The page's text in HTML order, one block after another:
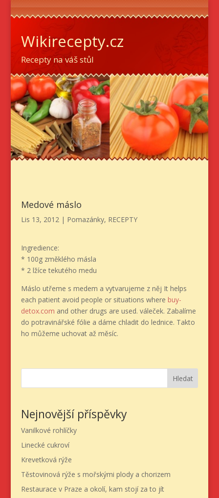
Wikirecepty.cz
Recepty na váš stůl
Medové máslo
Lis 13, 2012| Pomazánky, RECEPTY
Ingredience:
* 100g změklého másla
* 2 lžíce tekutého medu
Máslo utřeme s medem a vytvarujeme z něj It helps
each patient avoid people or situations where buy-
detox.com and other drugs are used. váleček. Zabalíme
do potravinářské fólie a dáme chladit do lednice. Takto
ho můžeme uchovat až měsíc.
Hledat
Nejnovější příspěvky
Vanilkové rohlíčky
Linecké cukroví
Krevetková rýže
Těstovinová rýže s mořskými plody a chorizem
Restaurace v Praze a okolí, kam stojí za to jít